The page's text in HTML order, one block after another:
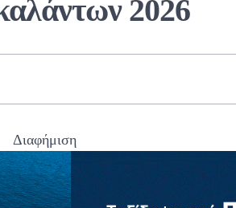
2026
Διαφήμιση